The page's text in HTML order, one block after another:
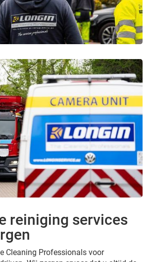
reiniging services
Cleaning Professionals voor